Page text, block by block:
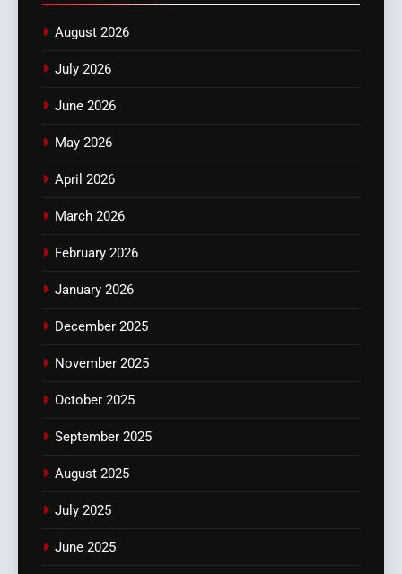
August 2026
July 2026
June 2026
May 2026
April 2026
March 2026
February 2026
January 2026
December 2025
November 2025
October 2025
September 2025
August 2025
July 2025
June 2025